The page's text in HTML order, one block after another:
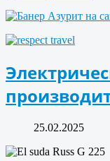
25.02.2025